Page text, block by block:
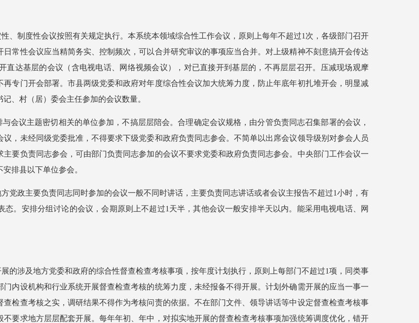
、制度性会议按照有关规定执行。本系统本领域综合性工作会议，原则上每年不超过1次，各级部门召开
常性会议应当精简务实、控制频次，可以合并研究审议的事项应当合并。对上级精神不刻意搞开会传达
直达基层的会议（含电视电话、网络视频会议），对已直接开到基层的，不再层层召开。压减现场观摩
专门开会部署。市县两级党委和政府对年度综合性会议加大统筹力度，防止年底年初扎堆开会，明显减
、村（居）委会主任参加的会议数量。
会议主题密切相关的单位参加，不搞层层陪会。合理确定会议规格，由分管负责同志召集部署的会议，
，未经同级党委批准，不得要求下级党委和政府负责同志参会。不简单以出席会议领导级别对参会人员
要负责同志参会，可由部门负责同志参加的会议不要求党委和政府负责同志参会。中央部门工作会议一
排县以下单位参会。
党政主要负责同志同时参加的会议一般不同时讲话，主要负责同志讲话或者会议主报告不超过1小时，有
。安排分组讨论的会议，会期原则上不超过1天半，其他会议一般安排半天以内。能采用电视电话、网
的涉及地方党委和政府的综合性督查检查考核事项，按年度计划执行，原则上每部门不超过1项，同类事
内设机构和行业系统开展督查检查考核的统筹力度，未经报备不得开展。计划外确需开展的应当一事一
检查考核之实，调研结果不得作为考核问责的依据。不在部门文件、领导讲话等中设定督查检查考核事
要求地方层层配套开展。每年年初、年中，对拟实地开展的督查检查考核事项加强统筹调度优化，错开